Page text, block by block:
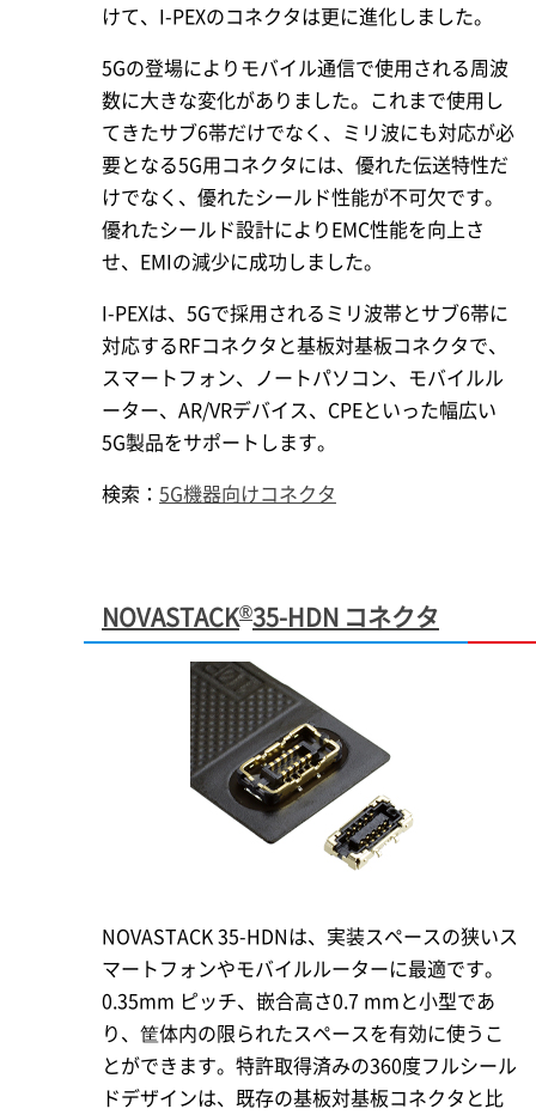
けて、 I-PEXのコネクタは更に進化しました。
5Gの登場によりモバイル通信で使用される周波
数に大きな変化がありました。これまで使用し
てきたサブ6帯だけでなく、ミリ波にも対応が必
要となる5G用コネクタには、優れた伝送特性だ
けでなく、優れたシールド性能が不可欠です。
優れたシールド設計によりEMC性能を向上さ
せ、EMIの減少に成功しました。
I-PEXは、5Gで採用されるミリ波帯とサブ6帯に
対応するRFコネクタと基板対基板コネクタで、
スマートフォン、ノートパソコン、モバイルル
ーター、AR/VRデバイス、CPEといった幅広い
5G製品をサポートします。
検索： 5G機器向けコネクタ
NOVASTACK®35-HDN コネクタ
NOVASTACK 35-HDNは、実装スペースの狭いス
マートフォンやモバイルルーターに最適です。
0.35mm ピッチ、嵌合高さ0.7 mmと小型であ
り、筐体内の限られたスペースを有効に使うこ
とができます。特許取得済みの360度フルシール
ドデザインは、既存の基板対基板コネクタと比